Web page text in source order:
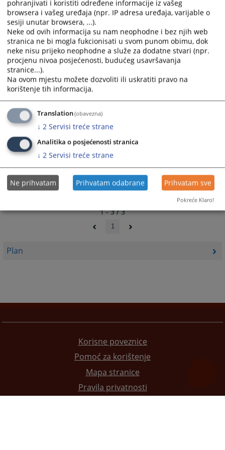
Plan
select
a
date.
Press
the
question
mark
key
get
the
keyboard
shortcuts
for
dates.
select
date.
Press
the
question
mark
keyboard
shortcuts
for
dates.
09.02.2024.
Plan javnih nabavki Općinskog suda u Kiseljaku za 2024.
godinu.
1 - 3 / 3
1
Korisne poveznice
Pomoć za korištenje
Mapa stranice
Pravila privatnosti
pohranjivati i koristiti određene informacije iz vašeg
browsera i vašeg uređaja (npr. IP adresa uređaja, varijable o
sesiji unutar browsera, ...).
Neke od ovih informacija su nam neophodne i bez njih web
stranica ne bi mogla fukcionisati u svom punom obimu, dok
neke nisu prijeko neophodne a služe za dodatne stvari (npr.
procjenu nivoa posjećenosti, budućeg usavršavanja
stranice...).
Na ovom mjestu možete dozvoliti ili uskratiti pravo na
korištenje tih informacija.
Translation(obavezna)
↓ 2 Servisi treće strane
Analitika o posjećenosti stranica
↓ 2 Servisi treće strane
Ne prihvatam Prihvatam odabrane Prihvatam sve
Pokreće Klaro!